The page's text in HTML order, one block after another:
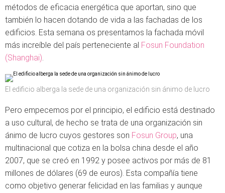
métodos de eficacia energética que aportan, sino que
también lo hacen dotando de vida a las fachadas de los
edificios. Esta semana os presentamos la fachada móvil
más increíble del país perteneciente al Fosun Foundation
(Shanghai).
El edificio alberga la sede de una organización sin ánimo de lucro
Pero empecemos por el principio, el edificio está destinado
a uso cultural, de hecho se trata de una organización sin
ánimo de lucro cuyos gestores son Fosun Group, una
multinacional que cotiza en la bolsa china desde el año
2007, que se creó en 1992 y posee activos por más de 81
millones de dólares (69 de euros). Esta compañía tiene
como objetivo generar felicidad en las familias y aunque